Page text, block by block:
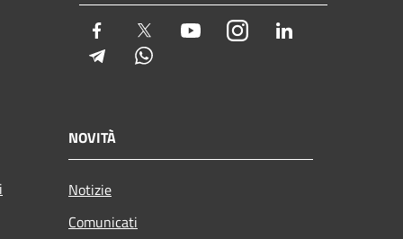
Facebook Twitter YoutubeInstagram
Telegram
NOVITÀ
Notizie
Comunicati